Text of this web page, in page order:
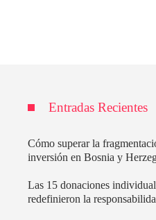
Entradas Recientes
Cómo superar la
inversión en Bosnia y
Las 15 donaciones
redefinieron la